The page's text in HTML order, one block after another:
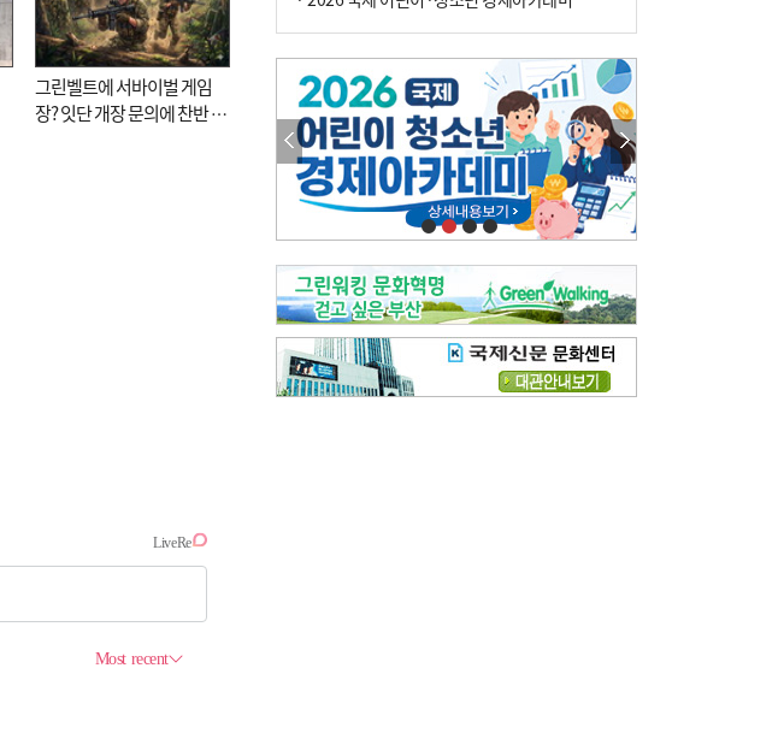
그린벨트에 서바이벌 게임
장? 잇단 개장 문의에 찬반 논